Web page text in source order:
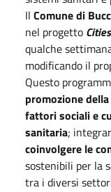
Il Comune di
nel progetto
qualche
modificando il
Questo
promozione
fattori sociali e
sanitaria;
coinvolgere le
sostenibili per la
tra i diversi